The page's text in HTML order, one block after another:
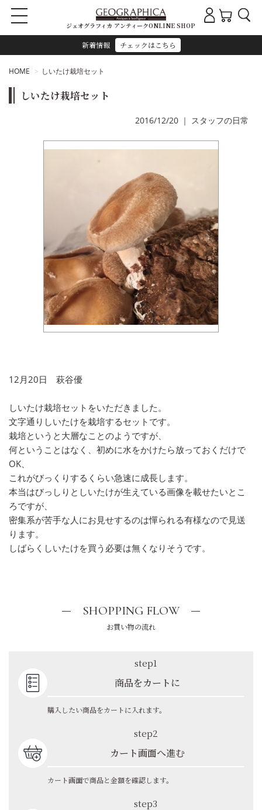
新着情報 チェックはこちら
ジェオグラフィカ アンティークONLINE SHOP
HOME しいたけ栽培セット
しいたけ栽培セット
2016/12/20 ｜ スタッフの日常
12月20日 萩谷優
しいたけ栽培セットをいただきました。
文字通りしいたけを栽培するセットです。
栽培というと大層なことのようですが、
何ということはなく、初めに水をかけたら放っておくだけで
OK、
これがびっくりするくらい急速に成長します。
本当はびっしりとしいたけが生えている画像を載せたいとこ
ろですが、
密集系が苦手な人にお見せするのは憚られる有様なので見送
ります。
しばらくしいたけを買う必要は無くなりそうです。
SHOPPING FLOW
お買い物の流れ
step1
商品をカートに
購入したい商品をカートに入れます。
step2
カート画面へ進む
カート画面で商品と金額を確認します。
step3